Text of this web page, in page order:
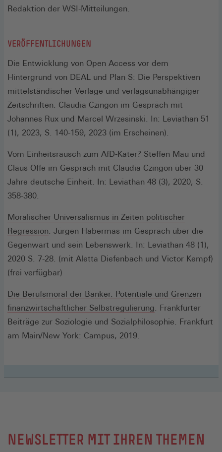
Redaktion der WSI-Mitteilungen.
VERÖFFENTLICHUNGEN
Die Entwicklung von Open Access vor dem
Hintergrund von DEAL und Plan S: Die Perspektiven
mittelständischer Verlage und verlagsunabhängiger
Zeitschriften. Claudia Czingon im Gespräch mit
Johannes Rux und Marcel Wrzesinski. In: Leviathan 51
(1), 2023, S. 140-159, 2023 (im Erscheinen).
Vom Einheitsrausch zum AfD-Kater? (Öffnet
in
einem
Steffen Mau und
Claus Offe im Gespräch mit Claudia Czingon über 30
Jahre deutsche Einheit. In: Leviathan 48 (3), 2020, S.
358-380.
Moralischer Universalismus in Zeiten politischer
Regression (Öffnet
in
einem
neuen
. Jürgen Habermas im Gespräch über die
Gegenwart und sein Lebenswerk. In: Leviathan 48 (1),
2020 S. 7-28. (mit Aletta Diefenbach und Victor Kempf)
(frei verfügbar)
Die Berufsmoral der Banker. Potentiale und Grenzen
finanzwirtschaftlicher Selbstregulierung (Öffnet
in
. Frankfurter
Beiträge zur Soziologie und Sozialphilosophie. Frankfurt
am Main/New York: Campus, 2019.
NEWSLETTER MIT IHREN THEMEN